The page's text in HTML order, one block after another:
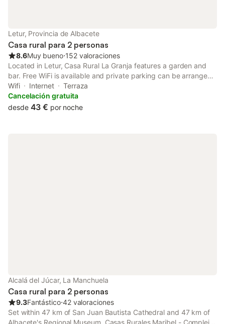
Letur, Provincia de Albacete
Casa rural para 2 personas
8.6Muy bueno⋅152 valoraciones
Located in Letur, Casa Rural La Granja features a garden and
bar. Free WiFi is available and private parking can be arranged
at an extra charge.
Wifi Internet
Terraza
Cancelación gratuita
desde 43 € por noche
Alcalá del Júcar, La Manchuela
Casa rural para 2 personas
9.3Fantástico⋅42 valoraciones
Set within 47 km of San Juan Bautista Cathedral and 47 km of
Albacete's Regional Museum, Casas Rurales Maribel - Complejo